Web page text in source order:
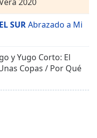
SURAbrazado a Mi
y Yugo Corto: El
Copas / Por Qué